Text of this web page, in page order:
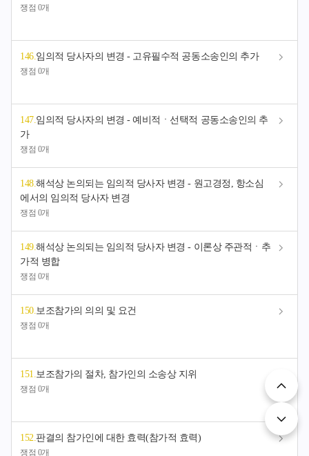
쟁점 0개
146.임의적 당사자의 변경 - 고유필수적 공동소송인의 추가
쟁점 0개
147.임의적 당사자의 변경 - 예비적ㆍ선택적 공동소송인의 추
가
쟁점 0개
148.해석상 논의되는 임의적 당사자 변경 - 원고경정, 항소심
에서의 임의적 당사자 변경
쟁점 0개
149.해석상 논의되는 임의적 당사자 변경 - 이론상 주관적ㆍ추
가적 병합
쟁점 0개
150.보조참가의 의의 및 요건
쟁점 0개
151.보조참가의 절차, 참가인의 소송상 지위
쟁점 0개
152.판결의 참가인에 대한 효력(참가적 효력)
쟁점 0개